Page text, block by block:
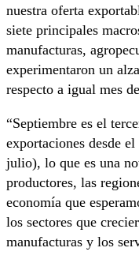
nuestra oferta
siete principales
manufacturas,
experimentaron un
respecto a igual mes
“Septiembre es el
exportaciones desde
julio), lo que es una
productores, las
economía que
los sectores que
manufacturas y los